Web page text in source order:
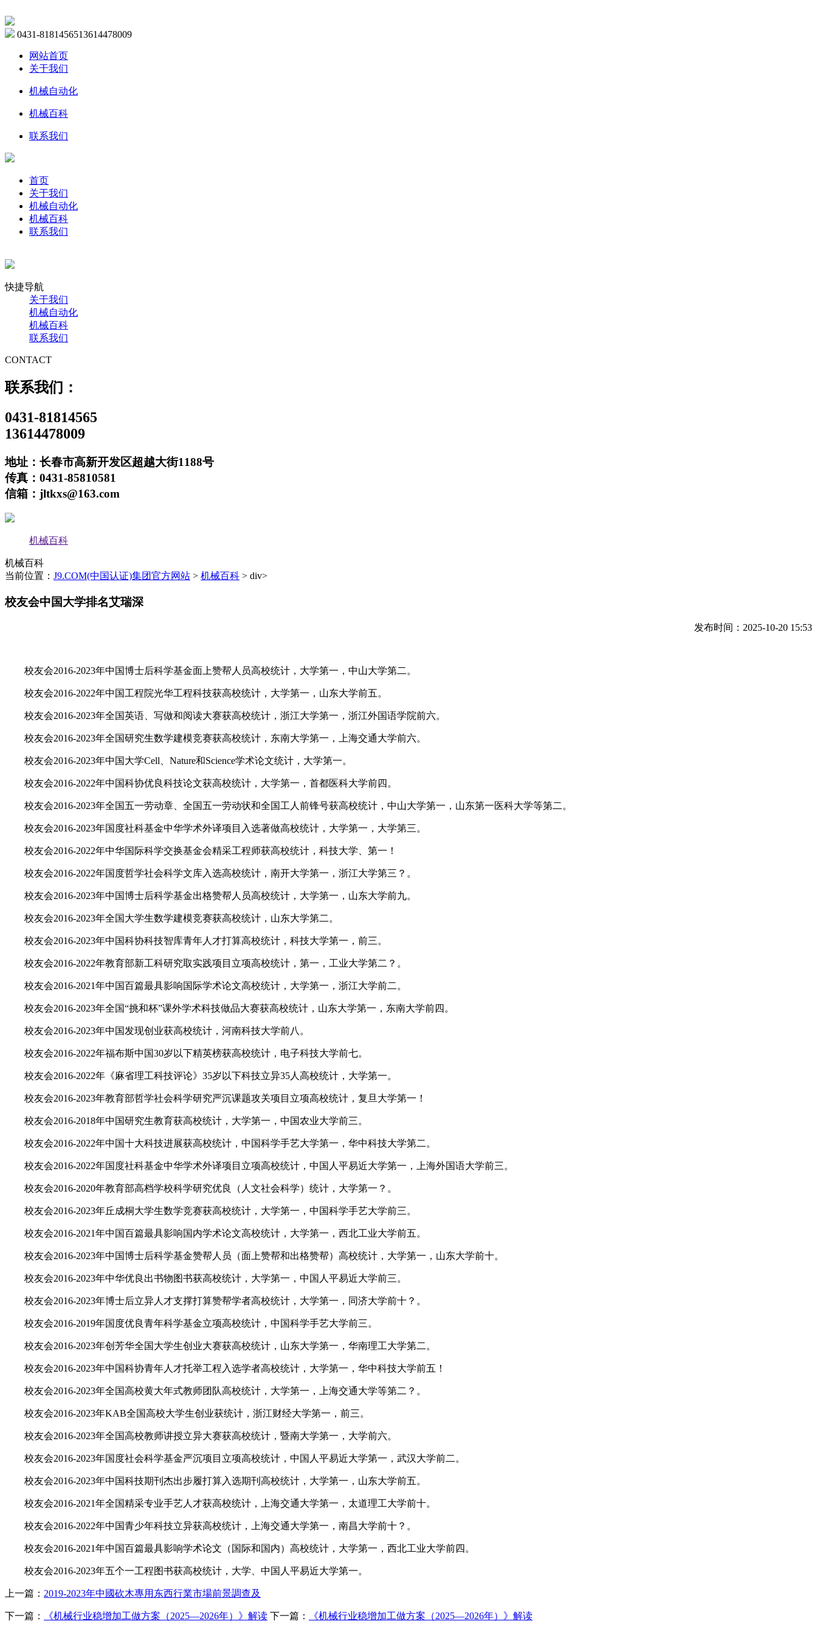
0431-8181456513614478009
网站首页
关于我们
机械自动化
机械百科
联系我们
首页
关于我们
机械自动化
机械百科
联系我们
快捷导航
关于我们
机械自动化
机械百科
联系我们
CONTACT
联系我们：
0431-81814565
13614478009
地址：长春市高新开发区超越大街1188号
传真：0431-85810581
信箱：jltkxs@163.com
机械百科
机械百科
当前位置： J9.COM(中国认证)集团官方网站 > 机械百科 > div>
校友会中国大学排名艾瑞深
发布时间：2025-10-20 15:53
校友会2016-2023年中国博士后科学基金面上赞帮人员高校统计，大学第一，中山大学第二。
校友会2016-2022年中国工程院光华工程科技获高校统计，大学第一，山东大学前五。
校友会2016-2023年全国英语、写做和阅读大赛获高校统计，浙江大学第一，浙江外国语学院前六。
校友会2016-2023年全国研究生数学建模竞赛获高校统计，东南大学第一，上海交通大学前六。
校友会2016-2023年中国大学Cell、Nature和Science学术论文统计，大学第一。
校友会2016-2022年中国科协优良科技论文获高校统计，大学第一，首都医科大学前四。
校友会2016-2023年全国五一劳动章、全国五一劳动状和全国工人前锋号获高校统计，中山大学第一，山东第一医科大学等第二。
校友会2016-2023年国度社科基金中华学术外译项目入选著做高校统计，大学第一，大学第三。
校友会2016-2022年中华国际科学交换基金会精采工程师获高校统计，科技大学、第一！
校友会2016-2022年国度哲学社会科学文库入选高校统计，南开大学第一，浙江大学第三？。
校友会2016-2023年中国博士后科学基金出格赞帮人员高校统计，大学第一，山东大学前九。
校友会2016-2023年全国大学生数学建模竞赛获高校统计，山东大学第二。
校友会2016-2023年中国科协科技智库青年人才打算高校统计，科技大学第一，前三。
校友会2016-2022年教育部新工科研究取实践项目立项高校统计，第一，工业大学第二？。
校友会2016-2021年中国百篇最具影响国际学术论文高校统计，大学第一，浙江大学前二。
校友会2016-2023年全国“挑和杯”课外学术科技做品大赛获高校统计，山东大学第一，东南大学前四。
校友会2016-2023年中国发现创业获高校统计，河南科技大学前八。
校友会2016-2022年福布斯中国30岁以下精英榜获高校统计，电子科技大学前七。
校友会2016-2022年《麻省理工科技评论》35岁以下科技立异35人高校统计，大学第一。
校友会2016-2023年教育部哲学社会科学研究严沉课题攻关项目立项高校统计，复旦大学第一！
校友会2016-2018年中国研究生教育获高校统计，大学第一，中国农业大学前三。
校友会2016-2022年中国十大科技进展获高校统计，中国科学手艺大学第一，华中科技大学第二。
校友会2016-2022年国度社科基金中华学术外译项目立项高校统计，中国人平易近大学第一，上海外国语大学前三。
校友会2016-2020年教育部高档学校科学研究优良（人文社会科学）统计，大学第一？。
校友会2016-2023年丘成桐大学生数学竞赛获高校统计，大学第一，中国科学手艺大学前三。
校友会2016-2021年中国百篇最具影响国内学术论文高校统计，大学第一，西北工业大学前五。
校友会2016-2023年中国博士后科学基金赞帮人员（面上赞帮和出格赞帮）高校统计，大学第一，山东大学前十。
校友会2016-2023年中华优良出书物图书获高校统计，大学第一，中国人平易近大学前三。
校友会2016-2023年博士后立异人才支撑打算赞帮学者高校统计，大学第一，同济大学前十？。
校友会2016-2019年国度优良青年科学基金立项高校统计，中国科学手艺大学前三。
校友会2016-2023年创芳华全国大学生创业大赛获高校统计，山东大学第一，华南理工大学第二。
校友会2016-2023年中国科协青年人才托举工程入选学者高校统计，大学第一，华中科技大学前五！
校友会2016-2023年全国高校黄大年式教师团队高校统计，大学第一，上海交通大学等第二？。
校友会2016-2023年KAB全国高校大学生创业获统计，浙江财经大学第一，前三。
校友会2016-2023年全国高校教师讲授立异大赛获高校统计，暨南大学第一，大学前六。
校友会2016-2023年国度社会科学基金严沉项目立项高校统计，中国人平易近大学第一，武汉大学前二。
校友会2016-2023年中国科技期刊杰出步履打算入选期刊高校统计，大学第一，山东大学前五。
校友会2016-2021年全国精采专业手艺人才获高校统计，上海交通大学第一，太道理工大学前十。
校友会2016-2022年中国青少年科技立异获高校统计，上海交通大学第一，南昌大学前十？。
校友会2016-2021年中国百篇最具影响学术论文（国际和国内）高校统计，大学第一，西北工业大学前四。
校友会2016-2023年五个一工程图书获高校统计，大学、中国人平易近大学第一。
上一篇： 2019-2023年中國砍木專用东西行業市場前景調查及
下一篇： 《机械行业稳增加工做方案（2025—2026年）》解读 下一篇： 《机械行业稳增加工做方案（2025—2026年）》解读